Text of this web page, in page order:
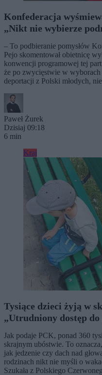
Konfederacja
„Nikt nie wybierze
– To podbieranie pomysłów
Pejo skomentował obietnicę
konwencji programowej tej
że po zwycięstwie w
deportacji z Polski młodych,
Paweł Żurek
Dzisiaj 09:18
6 min
Kraj
Tysiące dzieci żyją w
„Utrudniony dostęp do
Jak podaje PCK, ponad 360
skrajnym ubóstwie. To
jak jedzenie czy dach nad
rodzinach nikt nie myśli o
Szukała z Polskiego